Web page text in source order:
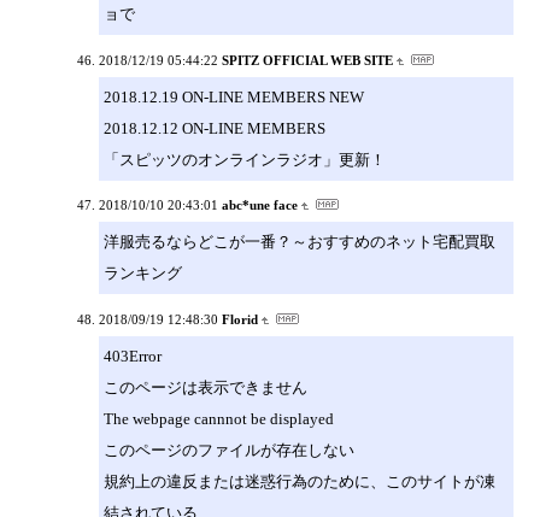
ョで
2018/12/19 05:44:22 SPITZ OFFICIAL WEB SITE
2018.12.19 ON-LINE MEMBERS NEW
2018.12.12 ON-LINE MEMBERS
「スピッツのオンラインラジオ」更新！
2018/10/10 20:43:01 abc*une face
洋服売るならどこが一番？～おすすめのネット宅配買取
ランキング
2018/09/19 12:48:30 Florid
403Error
このページは表示できません
The webpage cannnot be displayed
このページのファイルが存在しない
規約上の違反または迷惑行為のために、このサイトが凍
結されている